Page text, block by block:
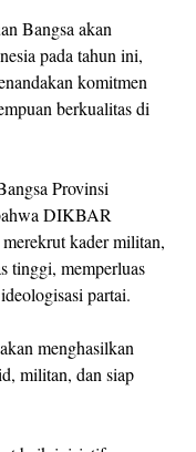
Bangsa akan
pada tahun ini,
komitmen
berkualitas di
Provinsi
DIKBAR
kader militan,
tinggi, memperluas
partai.
menghasilkan
militan, dan siap